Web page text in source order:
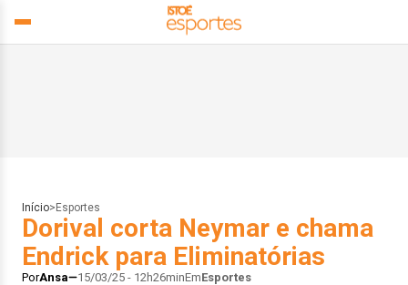
Início> Esportes
Dorival corta Neymar e chama
Endrick para Eliminatórias
PorAnsa 15/03/25 - 12h26minEmEsportes